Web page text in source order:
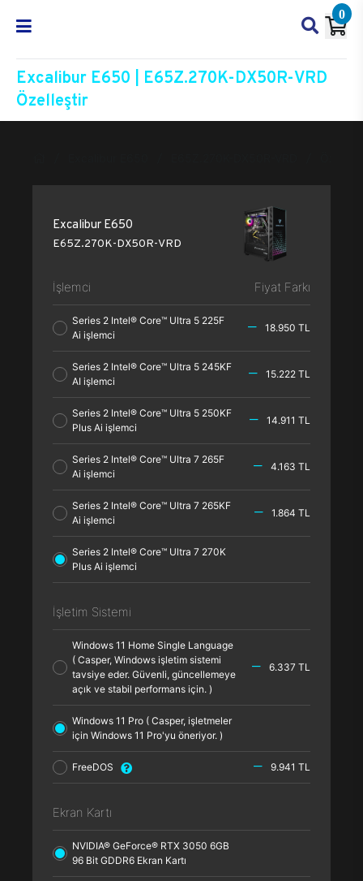
0
Excalibur E650 | E65Z.270K-DX50R-VRD
Özelleştir
Excalibur E650
E65Z.270K-DX50R-VRD
İşlemci Fiyat Farkı
Series 2 Intel® Core™ Ultra 5 225F
Ai işlemci
18.950 TL
Series 2 Intel® Core™ Ultra 5 245KF
AI işlemci
15.222 TL
Series 2 Intel® Core™ Ultra 5 250KF
Plus Ai işlemci
14.911 TL
Series 2 Intel® Core™ Ultra 7 265F
Ai işlemci
4.163 TL
Series 2 Intel® Core™ Ultra 7 265KF
Ai işlemci
1.864 TL
Series 2 Intel® Core™ Ultra 7 270K
Plus Ai işlemci
İşletim Sistemi
Windows 11 Home Single Language
( Casper, Windows işletim sistemi
tavsiye eder. Güvenli, güncellemeye
açık ve stabil performans için. )
6.337 TL
Windows 11 Pro ( Casper, işletmeler
için Windows 11 Pro'yu öneriyor. )
FreeDOS 9.941 TL
Ekran Kartı
NVIDIA® GeForce® RTX 3050 6GB
96 Bit GDDR6 Ekran Kartı